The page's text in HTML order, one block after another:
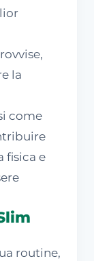
la
come
fisica e
routine,